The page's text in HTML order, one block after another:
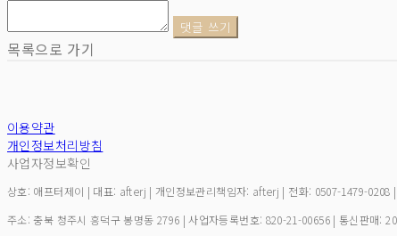
댓글 쓰기
목록으로 가기
이용약관
개인정보처리방침
사업자정보확인
상호: 애프터제이 | 대표: afterj | 개인정보관리책임자: afterj | 전화: 0507-1479-
주소: 충북 청주시 흥덕구 봉명동 2796 | 사업자등록번호: 820-21-00656| 통신판매: